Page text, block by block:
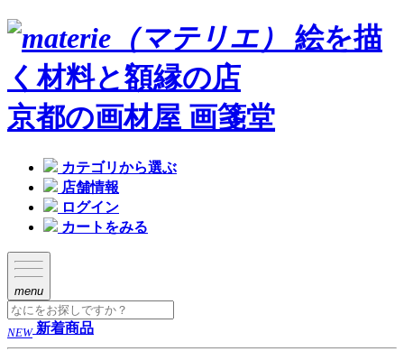
絵を描
く材料と額縁の店
京都の画材屋 画箋堂
カテゴリから選ぶ
店舗情報
ログイン
カートをみる
menu
NEW 新着商品